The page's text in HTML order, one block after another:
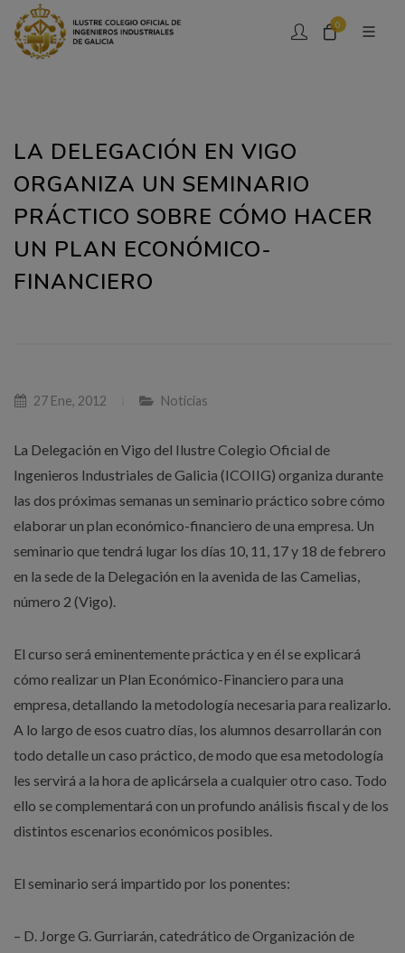
0
LA DELEGACIÓN EN VIGO
ORGANIZA UN SEMINARIO
PRÁCTICO SOBRE CÓMO HACER
UN PLAN ECONÓMICO-
FINANCIERO
27 Ene, 2012 Noticias
La Delegación en Vigo del Ilustre Colegio Oficial de
Ingenieros Industriales de Galicia (ICOIIG) organiza durante
las dos próximas semanas un seminario práctico sobre cómo
elaborar un plan económico-financiero de una empresa. Un
seminario que tendrá lugar los días 10, 11, 17 y 18 de febrero
en la sede de la Delegación en la avenida de las Camelias,
número 2 (Vigo).
El curso será eminentemente práctica y en él se explicará
cómo realizar un Plan Económico-Financiero para una
empresa, detallando la metodología necesaria para realizarlo.
A lo largo de esos cuatro días, los alumnos desarrollarán con
todo detalle un caso práctico, de modo que esa metodología
les servirá a la hora de aplicársela a cualquier otro caso. Todo
ello se complementará con un profundo análisis fiscal y de los
distintos escenarios económicos posibles.
El seminario será impartido por los ponentes:
– D. Jorge G. Gurriarán, catedrático de Organización de